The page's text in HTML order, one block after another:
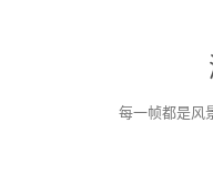
每一帧都是风